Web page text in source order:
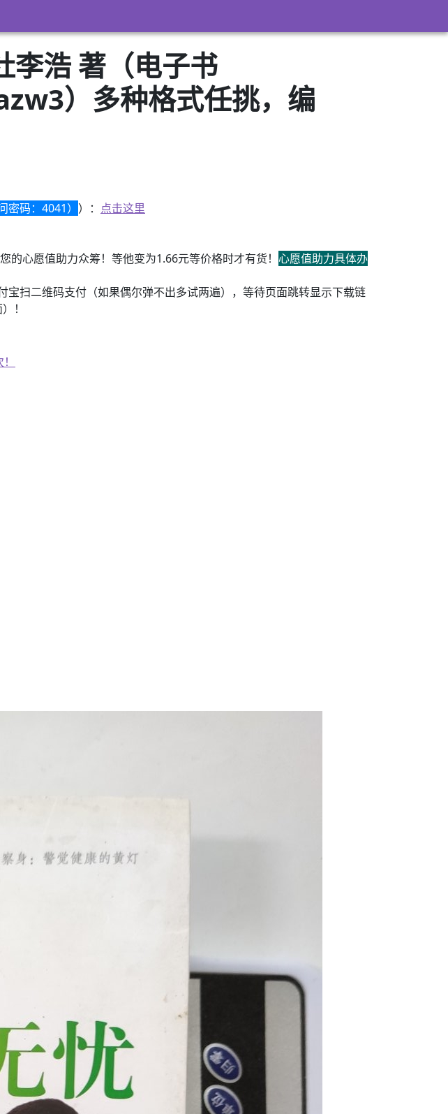
李浩 著（电子书
）多种格式任挑，编
密码：4041） ）： 点击这里
的心愿值助力众筹！等他变为1.66元等价格时才有货！ 心愿值助力具体办
宝扫二维码支付（如果偶尔弹不出多试两遍），等待页面跳转显示下载链
！